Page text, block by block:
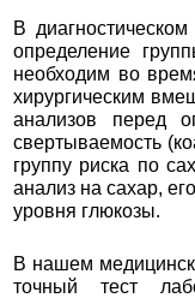
В
определение
необходим во
хирургическим
анализов перед
свертываемость
группу риска по
анализ на сахар,
уровня глюкозы.
В нашем
точный тест